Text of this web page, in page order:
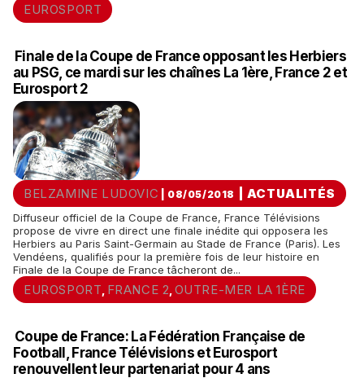
EUROSPORT
Finale de la Coupe de France opposant les Herbiers
au PSG, ce mardi sur les chaînes La 1ère, France 2 et
Eurosport 2
BELZAMINE LUDOVIC | 08/05/2018 ACTUALITÉS
Diffuseur officiel de la Coupe de France, France Télévisions
propose de vivre en direct une finale inédite qui opposera les
Herbiers au Paris Saint-Germain au Stade de France (Paris). Les
Vendéens, qualifiés pour la première fois de leur histoire en
Finale de la Coupe de France tâcheront de...
EUROSPORT FRANCE 2 OUTRE-MER LA 1ÈRE
Coupe de France: La Fédération Française de
Football, France Télévisions et Eurosport
renouvellent leur partenariat pour 4 ans